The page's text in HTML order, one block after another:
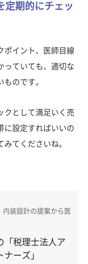
定期的にチェッ
ポイント、医師目線
っていても、適切な
のです。
クとして満足いく売
に設定すればいいの
てくださいね。
内装設計の提案から医
「税理士法人ア
ナーズ」